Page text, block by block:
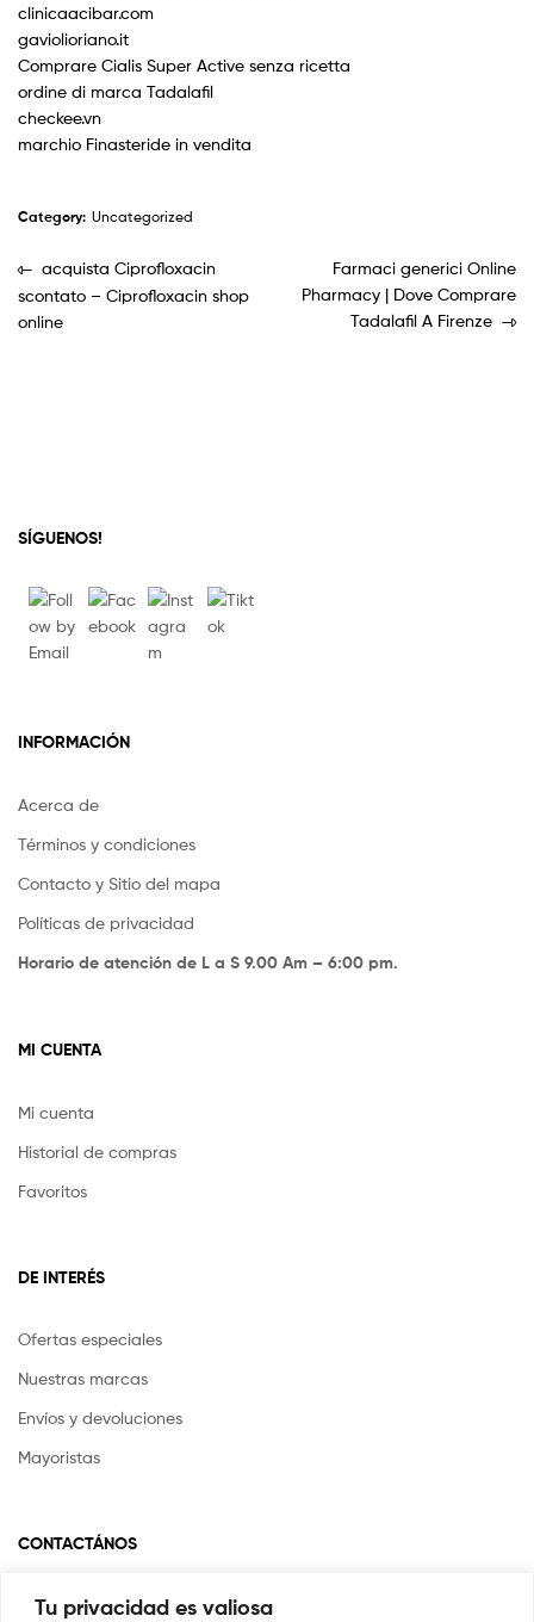
Tu privacidad es valiosa
clinicaacibar.com
gaviolioriano.it
Comprare Cialis Super Active senza ricetta
ordine di marca Tadalafil
checkee.vn
marchio Finasteride in vendita
Category: Uncategorized
acquista Ciprofloxacin
scontato – Ciprofloxacin shop
online
Farmaci generici Online
Pharmacy | Dove Comprare
Tadalafil A Firenze
SÍGUENOS!
INFORMACIÓN
Acerca de
Términos y condiciones
Contacto y Sitio del mapa
Políticas de privacidad
Horario de atención de L a S 9.00 Am – 6:00 pm.
MI CUENTA
Mi cuenta
Historial de compras
Favoritos
DE INTERÉS
Ofertas especiales
Nuestras marcas
Envíos y devoluciones
Mayoristas
CONTACTÁNOS
Si tienes alguna pregunta o inquietud escríbenos a